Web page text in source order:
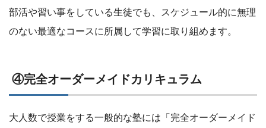
部活や習い事をしている生徒でも、スケジュール的に無理
のない最適なコースに所属して学習に取り組めます。
④完全オーダーメイドカリキュラム
大人数で授業をする一般的な塾には「完全オーダーメイド